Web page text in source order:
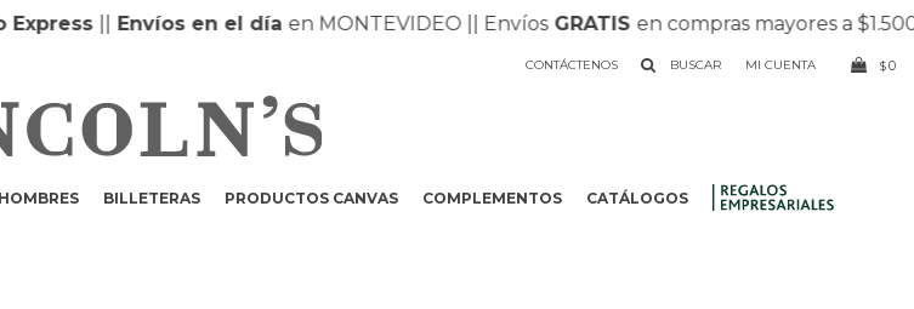
||Envíos en el díaen MONTEVIDEO || EnvíosGRATISen compras mayores a $1.500 |
HOMBRES BILLETERAS PRODUCTOS CANVAS COMPLEMENTOS CATÁLOGOS
CONTÁCTENOS $0